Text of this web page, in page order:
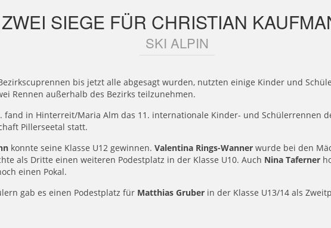
ZWEI SIEGE FÜR CHRISTIAN
SKI ALPIN
bis jetzt alle abgesagt wurden, nutzten einige Kinder und
Rennen außerhalb des Bezirks teilzunehmen.
fand in Hinterreit/Maria Alm das 11. internationale Kinder- und Schülerrennen
Pillerseetal statt.
konnte seine Klasse U12 gewinnen.Valentina Rings-Wannerwurde bei den
als Dritte einen weiteren Podestplatz in der Klasse U10. Auch Nina Taferner
einen Pokal.
gab es einen Podestplatz für Matthias Gruber in der Klasse U13/14 als